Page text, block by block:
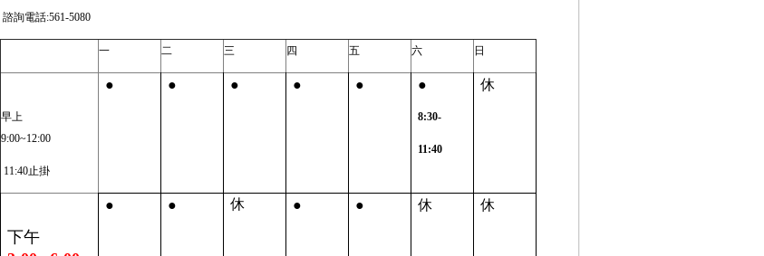
諮詢電話:561-5080
一 二 三 四 五 六 日
早上
9:00~12:00
11:40止掛
● ● ● ● ● ●
8:30-
11:40
休
下午
● ● 休 ● ● 休 休